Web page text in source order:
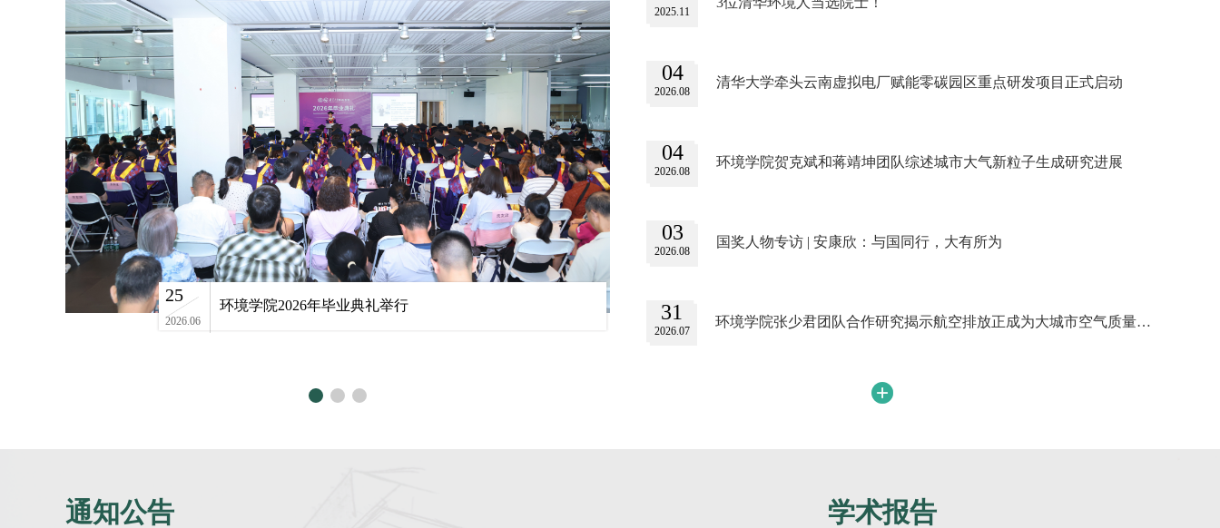
25
2026.06
环境学院2026年毕业典礼举行 08
第四届钱易环境与可持续发展学术会议在清华大学举行
2025.11
04
2026.08
清华大学牵头云南虚拟电厂赋能零碳园区重点研发项目正式启动
04
2026.08
环境学院贺克斌和蒋靖坤团队综述城市大气新粒子生成研究进展
03
2026.08
国奖人物专访 | 安康欣：与国同行，大有所为
31
2026.07
环境学院张少君团队合作研究揭示航空排放正成为大城市空气质量治理的新挑战
通知公告 学术报告